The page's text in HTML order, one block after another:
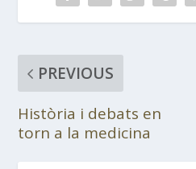
PREVIOUS
Història i debats en
torn a la medicina